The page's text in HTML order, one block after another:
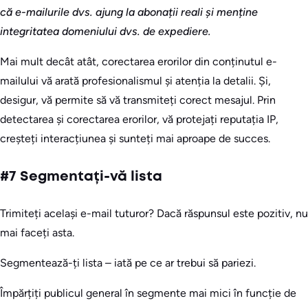
că e-mailurile dvs. ajung la abonații reali și menține
integritatea domeniului dvs. de expediere.
Mai mult decât atât, corectarea erorilor din conținutul e-
mailului vă arată profesionalismul și atenția la detalii. Și,
desigur, vă permite să vă transmiteți corect mesajul. Prin
detectarea și corectarea erorilor, vă protejați reputația IP,
creșteți interacțiunea și sunteți mai aproape de succes.
#7 Segmentați-vă lista
Trimiteți același e-mail tuturor? Dacă răspunsul este pozitiv, nu
mai faceți asta.
Segmentează-ți lista – iată pe ce ar trebui să pariezi.
Împărțiți publicul general în segmente mai mici în funcție de